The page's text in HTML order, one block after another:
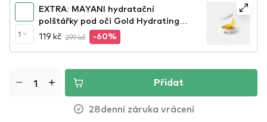
1
EXTRA: MAYANI hydratační
polštářky pod oči Gold Hydrating
Eye Patches
119 kč 299 kč -60%
Přidat
28denní záruka vrácení